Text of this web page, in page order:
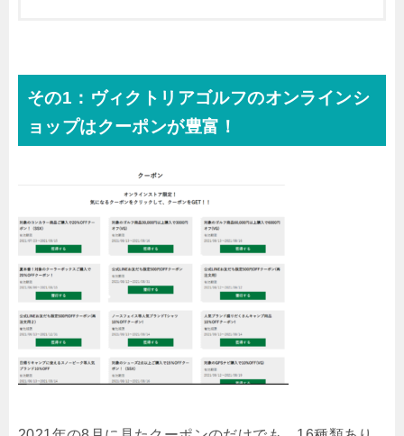
その1：ヴィクトリアゴルフのオンラインシ
ョップはクーポンが豊富！